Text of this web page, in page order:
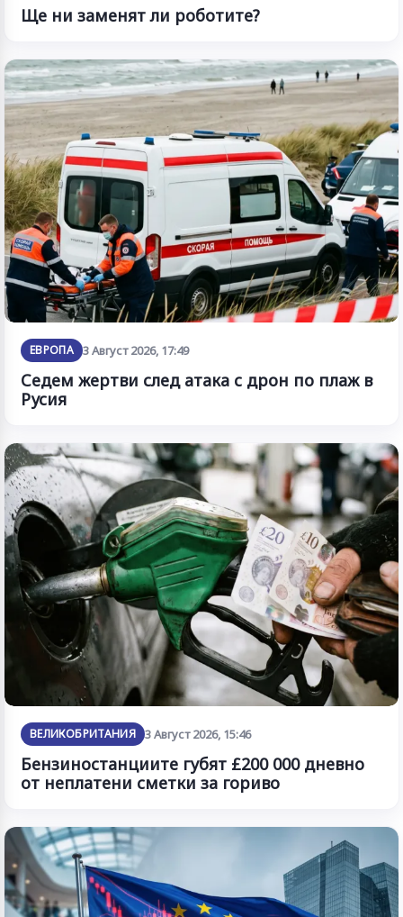
Ще ни заменят ли роботите?
ЕВРОПА 3 Август 2026, 17:49
Седем жертви след атака с дрон по плаж в
Русия
ВЕЛИКОБРИТАНИЯ 3 Август 2026, 15:46
Бензиностанциите губят £200 000 дневно
от неплатени сметки за гориво